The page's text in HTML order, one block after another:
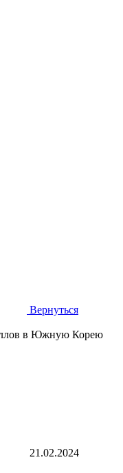
Вернуться
в Южную Корею
21.02.2024